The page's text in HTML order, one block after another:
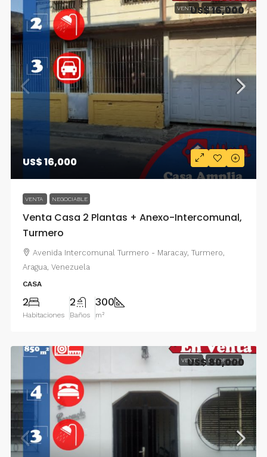
VENTA NEGOCIABLE
US$ 16,000
VENTA NEGOCIABLE
Venta Casa 2 Plantas + Anexo-Intercomunal,
Turmero
US$ 16,000
Avenida Intercomunal Turmero - Maracay, Turmero,
Aragua, Venezuela
CASA
2
Habitaciones
2
Baños
300
m²
VENTA EN OFERTA
US$ 80,000